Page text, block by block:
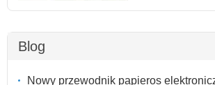
Blog
Nowy przewodnik papieros